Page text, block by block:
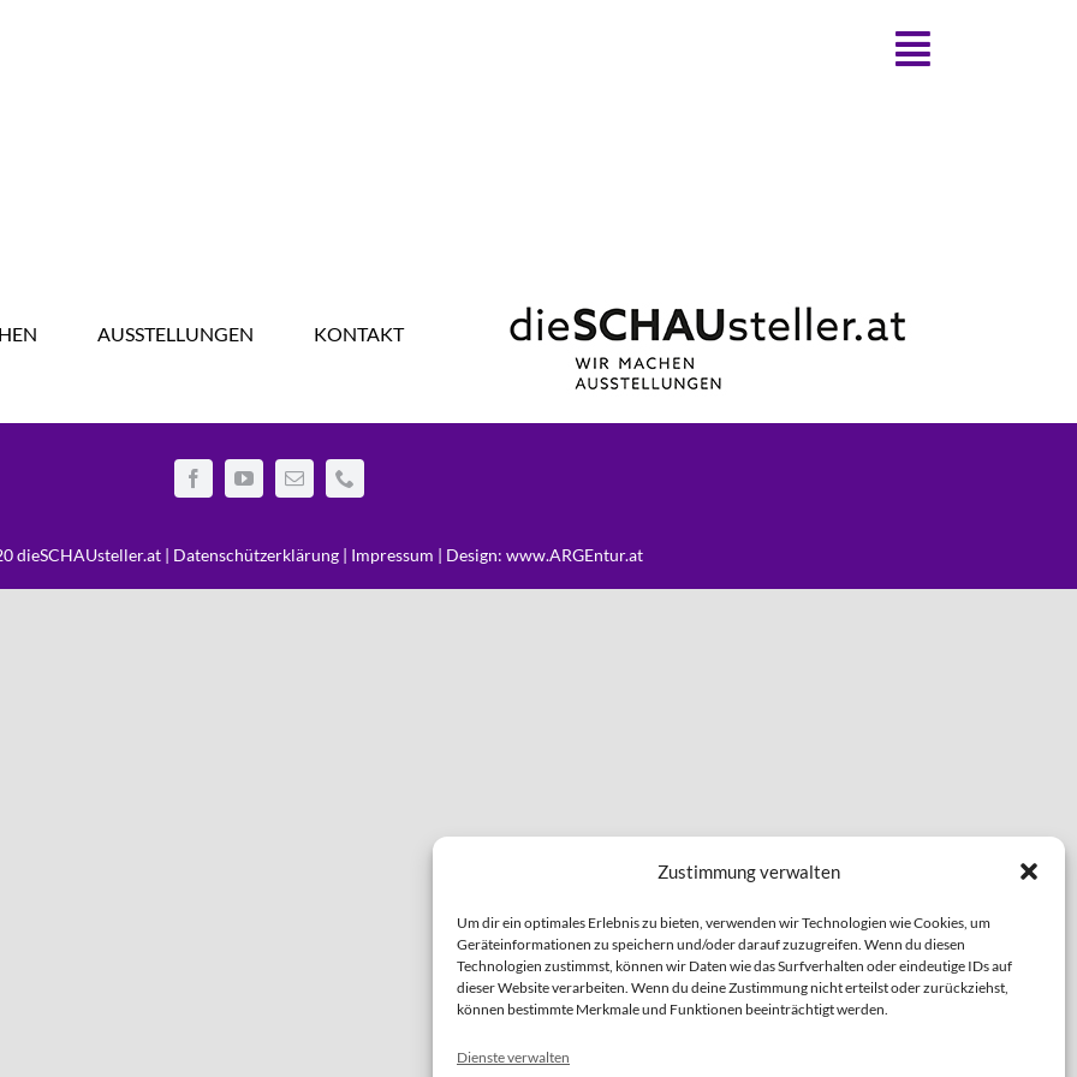
Zustimmung verwalten
Um dir ein optimales Erlebnis zu bieten, verwenden wir Technologien wie Cookies, um
Geräteinformationen zu speichern und/oder darauf zuzugreifen. Wenn du diesen
Technologien zustimmst, können wir Daten wie das Surfverhalten oder eindeutige IDs auf
dieser Website verarbeiten. Wenn du deine Zustimmung nicht erteilst oder zurückziehst,
können bestimmte Merkmale und Funktionen beeinträchtigt werden.
Dienste verwalten
AUSSTELLUNGEN KONTAKT
dieSCHAUsteller.at | Datenschützerklärung | Impressum | Design: www.ARGEntur.at